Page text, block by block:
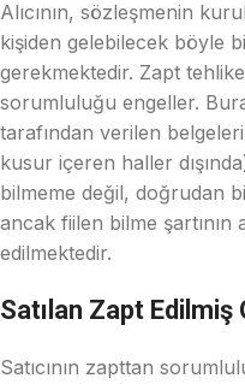
Alıcının, sözleşmenin
kişiden gelebilecek böyle
gerekmektedir. Zapt
sorumluluğu engeller.
tarafından verilen
kusur içeren haller
bilmeme değil, doğrudan
ancak fiilen bilme şartının
edilmektedir.
Satılan Zapt Edilmiş
Satıcının zapttan